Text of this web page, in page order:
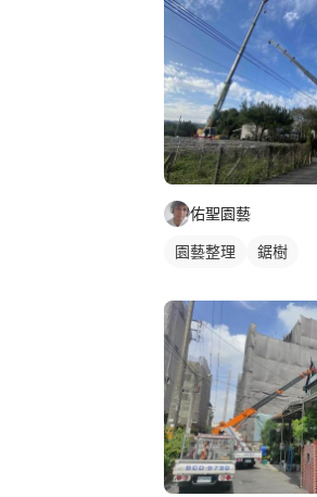
佑聖園藝
園藝整理 鋸樹